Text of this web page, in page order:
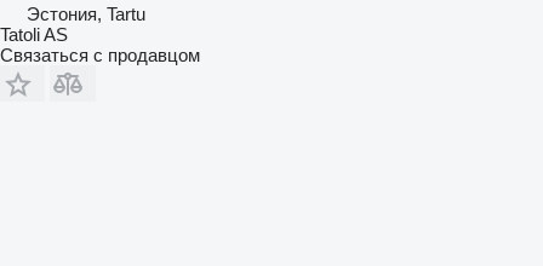
Эстония, Tartu
Tatoli AS
Связаться с продавцом